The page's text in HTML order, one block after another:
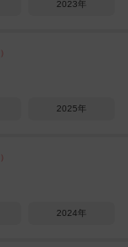
2023年
2025年
2024年